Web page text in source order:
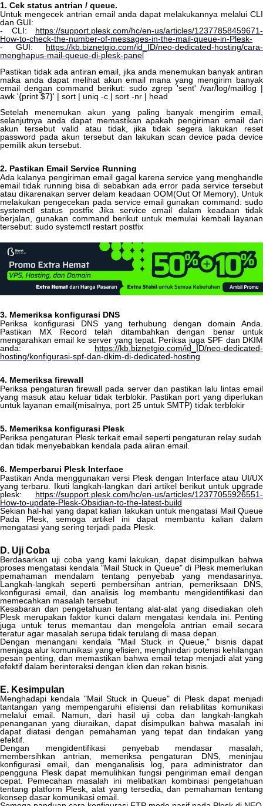
1. Cek status antrian / queue.
Untuk mengecek antrian email anda dapat melakukannya melalui CLI
dan GUI:
-
CLI: https://support plesk com/hc/en-us/articles/12377858459671-
How-to-check-the-number-of-messages-in-the-mail-queue-in-Plesk-
-
GUI: https://kb biznetgio com/id_ID/neo-dedicated-hosting/cara-
menghapus-mail-queue-di-plesk-panel
Pastikan tidak ada antiran email jika anda menemukan banyak antiran
maka anda dapat melihat akun email mana yang mengirim banyak
email dengan command berikut: sudo zgrep 'sent' /var/log/maillog |
awk '{print $7}' | sort | uniq -c | sort -nr | head
Setelah
menemukan akun yang paling banyak mengirim email
selanjutnya anda dapat memastikan apakah pengiriman email dari
akun
tersebut valid atau tidak, jika tidak segera lakukan
reset
password pada akun tersebut dan lakukan scan device pada device
pemilik akun tersebut
2. Pastikan Email Service Running
Ada kalanya pengiriman email gagal karena service yang menghandle
email tidak running bisa di sebabkan ada error pada service tersebut
atau dikarenakan server delam keadaan OOM(Out Of Memory)
Untuk
melakukan pengecekan pada service email gunakan command: sudo
systemctl
status postfix Jika service email dalam keadaan
tidak
berjalan
gunakan command berikut untuk memulai kembali layanan
tersebut: sudo systemctl restart postfix
3. Memeriksa konfigurasi DNS
Periksa
konfigurasi DNS yang terhubung dengan domain Anda
Pastikan
MX Record telah ditambahkan dengan benar
untuk
mengarahkan email ke server yang tepat Periksa juga SPF dan DKIM
anda: https://kb.biznetgio com/id_ID/neo-dedicated-
hosting/konfigurasi-spf-dan-dkim-di-dedicated-hosting
4. Memeriksa firewall
Periksa pengaturan firewall pada server dan pastikan lalu lintas email
yang masuk atau keluar tidak terblokir. Pastikan port yang diperlukan
untuk layanan email(misalnya port 25 untuk SMTP) tidak terblokir
5. Memeriksa konfigurasi Plesk
Periksa pengaturan Plesk terkait email seperti pengaturan relay sudah
dan tidak menyebabkan kendala pada aliran email.
6. Memperbarui Plesk Interface
Pastikan Anda menggunakan versi Plesk dengan Interface atau UI/UX
yang terbaru Ikuti langkah-langkan dari artikel berikut untuk upgrade
plesk: https://support plesk com/hc/en-us/articles/12377055926551-
How-to-update-Plesk-Obsidian-to-the-latest-build
Sekian hal-hal yang dapat kalian lakukan untuk mengatasi Mail Queue
Pada
Plesk, semoga artikel ini dapat membantu kalian
dalam
mengatasi yang sering terjadi pada Plesk
D. Uji Coba
Berdasarkan uji coba yang kami lakukan dapat disimpulkan bahwa
proses mengatasi kendala "Mail Stuck in Queue" di Plesk memerlukan
pemahaman
mendalam tentang penyebab yang mendasarinya
Langkah-langkah seperti pembersihan antrian, pemeriksaan DNS
konfigurasi email dan analisis log membantu mengidentifikasi dan
memecahkan masalah tersebut
Kesabaran dan pengetahuan tentang alat-alat yang disediakan oleh
Plesk merupakan faktor kunci dalam mengatasi kendala ini.
Penting
juga
untuk terus memantau dan mengelola antrian email secara
teratur agar masalah serupa tidak terulang di masa depan
Dengan
menangani kendala "Mail Stuck in Queue " bisnis dapat
menjaga alur komunikasi yang efisien menghindari potensi kehilangan
pesan penting dan memastikan bahwa email tetap menjadi alat yang
efektif dalam berinteraksi dengan klien dan rekan bisnis
E. Kesimpulan
Menghadapi kendala "Mail Stuck in Queue" di Plesk dapat menjadi
tantangan yang mempengaruhi efisiensi dan reliabilitas komunikasi
melalui
email Namun dari hasil uji coba dan langkah-langkah
penanganan yang diuraikan dapat disimpulkan bahwa masalah
ini
dapat diatasi dengan pemahaman yang tepat dan tindakan
yang
efektif
Dengan
mengidentifikasi penyebab mendasar masalah
membersihkan
antrian memeriksa pengaturan DNS,
meninjau
konfigurasi
email, dan menganalisis log para administrator
dan
pengguna Plesk dapat memulihkan fungsi pengiriman email dengan
cepat. Pemecahan masalah ini melibatkan kombinasi pengetahuan
tentang platform Plesk alat yang tersedia dan pemahaman tentang
konsep dasar komunikasi email